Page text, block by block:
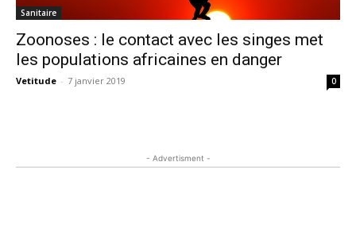
Sanitaire
Zoonoses : le contact avec les singes met
les populations africaines en danger
Vetitude - 7 janvier 2019 0
- Advertisment -